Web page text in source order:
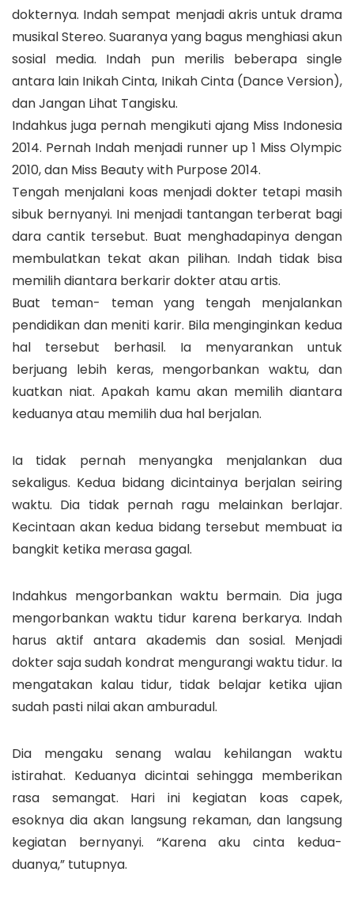
dokternya. Indah sempat menjadi akris untuk drama
musikal Stereo. Suaranya yang bagus menghiasi akun
sosial media. Indah pun merilis beberapa single
antara lain Inikah Cinta, Inikah Cinta (Dance Version),
dan Jangan Lihat Tangisku.
Indahkus juga pernah mengikuti ajang Miss Indonesia
2014. Pernah Indah menjadi runner up 1 Miss Olympic
2010, dan Miss Beauty with Purpose 2014.
Tengah menjalani koas menjadi dokter tetapi masih
sibuk bernyanyi. Ini menjadi tantangan terberat bagi
dara cantik tersebut. Buat menghadapinya dengan
membulatkan tekat akan pilihan. Indah tidak bisa
memilih diantara berkarir dokter atau artis.
Buat teman- teman yang tengah menjalankan
pendidikan dan meniti karir. Bila menginginkan kedua
hal tersebut berhasil. Ia menyarankan untuk
berjuang lebih keras, mengorbankan waktu, dan
kuatkan niat. Apakah kamu akan memilih diantara
keduanya atau memilih dua hal berjalan.
Ia tidak pernah menyangka menjalankan dua
sekaligus. Kedua bidang dicintainya berjalan seiring
waktu. Dia tidak pernah ragu melainkan berlajar.
Kecintaan akan kedua bidang tersebut membuat ia
bangkit ketika merasa gagal.
Indahkus mengorbankan waktu bermain. Dia juga
mengorbankan waktu tidur karena berkarya. Indah
harus aktif antara akademis dan sosial. Menjadi
dokter saja sudah kondrat mengurangi waktu tidur. Ia
mengatakan kalau tidur, tidak belajar ketika ujian
sudah pasti nilai akan amburadul.
Dia mengaku senang walau kehilangan waktu
istirahat. Keduanya dicintai sehingga memberikan
rasa semangat. Hari ini kegiatan koas capek,
esoknya dia akan langsung rekaman, dan langsung
kegiatan bernyanyi. “Karena aku cinta kedua-
duanya,” tutupnya.